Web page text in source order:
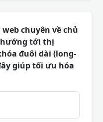
chuyên về chủ
hướng tới thị
đuôi dài (long-
giúp tối ưu hóa